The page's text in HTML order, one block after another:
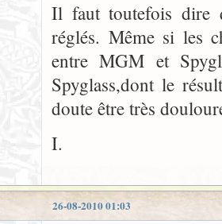
Il faut toutefois dire
réglés. Même si les
entre MGM et
Spyglass,dont le
doute être très
I.
26-08-2010 01:03